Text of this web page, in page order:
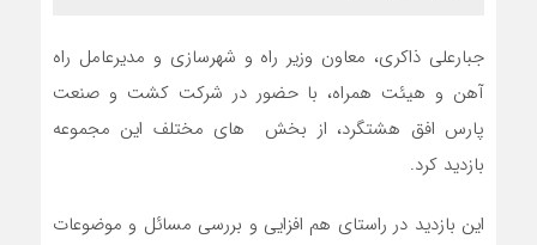
جبارعلی ذاکری، معاون وزیر راه و شهرسازی و مدیرعامل راه
آهن و هیئت همراه، با حضور در شرکت کشت و صنعت
پارس افق هشتگرد، از بخش های مختلف این مجموعه
بازدید کرد.
این بازدید در راستای هم افزایی و بررسی مسائل و موضوعات